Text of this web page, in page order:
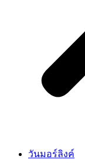
วันมอร์ลิงค์